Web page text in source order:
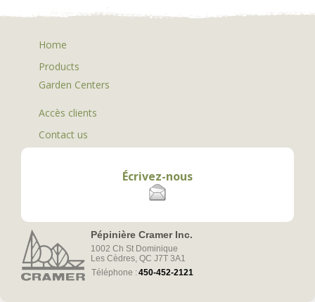
Home
Products
Garden Centers
Accès clients
Contact us
Écrivez-nous
Pépinière Cramer Inc.
1002 Ch St Dominique
Les Cèdres, QC J7T 3A1
Téléphone :450-452-2121